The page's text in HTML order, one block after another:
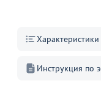
Характеристики
Инструкция по
В